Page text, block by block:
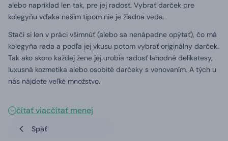
alebo napríklad len tak, pre jej radosť. Vybrať darček pre
kolegyňu vďaka našim tipom nie je žiadna veda.
Stačí si len v práci všimnúť (alebo sa nenápadne opýtať), čo má
kolegyňa rada a podľa jej vkusu potom vybrať originálny darček.
Tak ako skoro každej žene jej urobia radosť lahodné delikatesy,
luxusná kozmetika alebo osobité darčeky s venovaním. A tých u
nás nájdete veľké množstvo.
čítať viacčítať menej
Späť